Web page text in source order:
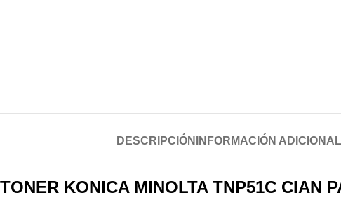
DESCRIPCIÓN INFORMACIÓN
TONER KONICA MINOLTA TNP51C CIAN